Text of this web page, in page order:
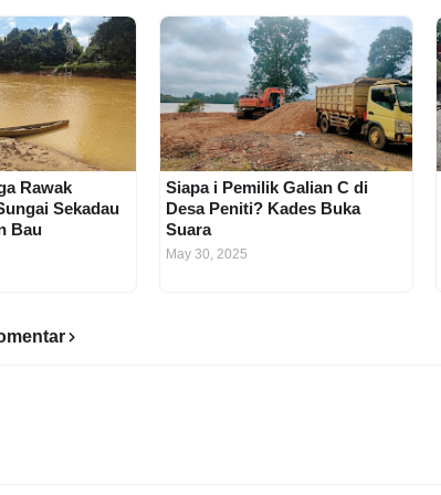
Rawak
Sekadau
Bau
Siapa i Pemilik Galian C di
Desa Peniti? Kades Buka
Suara
May 30, 2025